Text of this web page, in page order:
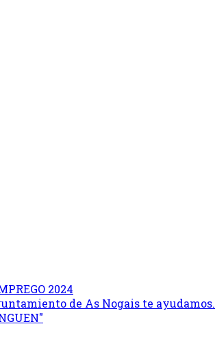
2024
de As Nogais te ayudamos.